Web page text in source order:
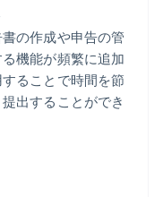
の作成や申告の管
機能が頻繁に追加
ることで時間を節
出することができ